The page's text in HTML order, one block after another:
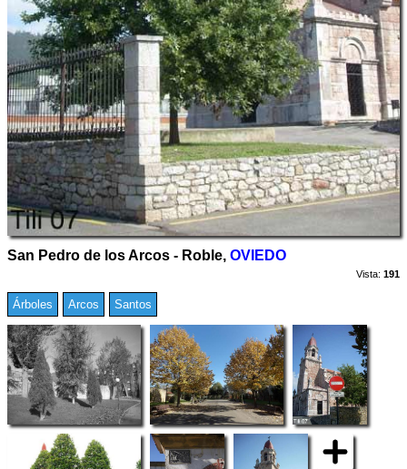
San Pedro de los Arcos - Roble, OVIEDO
Vista: 191
Árboles Arcos Santos